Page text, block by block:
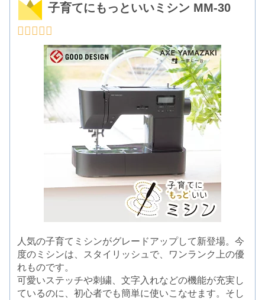
子育てにもっといいミシン MM-30
人気の子育てミシンがグレードアップして新登場。今
度のミシンは、スタイリッシュで、ワンランク上の優
れものです。
可愛いステッチや刺繍、文字入れなどの機能が充実し
ているのに、初心者でも簡単に使いこなせます。そし